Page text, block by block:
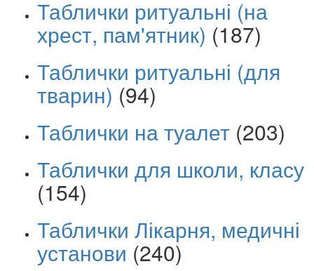
Таблички ритуальні (на
хрест, пам'ятник) (187)
Таблички ритуальні (для
тварин) (94)
Таблички на туалет (203)
Таблички для школи, класу
(154)
Таблички Лікарня, медичні
установи (240)